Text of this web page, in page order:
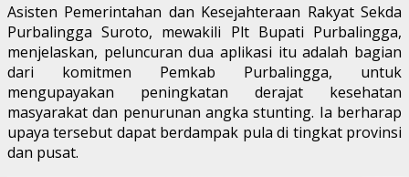
Asisten Pemerintahan dan Kesejahteraan Rakyat Sekda
Purbalingga Suroto, mewakili Plt Bupati Purbalingga,
menjelaskan, peluncuran dua aplikasi itu adalah bagian
dari komitmen Pemkab Purbalingga, untuk
mengupayakan peningkatan derajat kesehatan
masyarakat dan penurunan angka stunting. Ia berharap
upaya tersebut dapat berdampak pula di tingkat provinsi
dan pusat.